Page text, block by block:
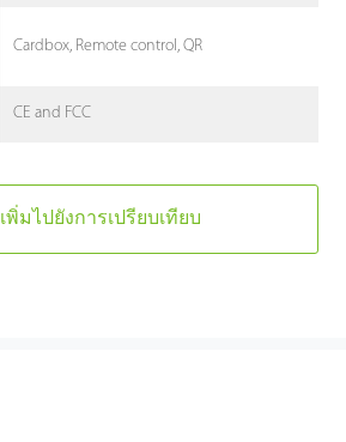
Cardbox, Remote control, QR
CE and FCC
เพิ่มไปยังการเปรียบเทียบ